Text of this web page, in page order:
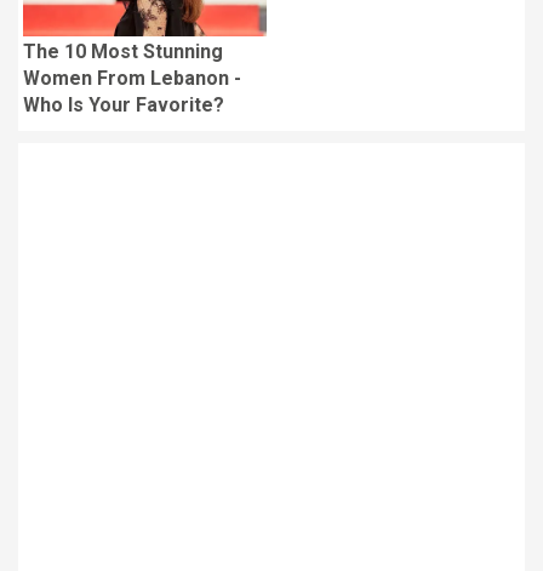
The 10 Most Stunning
Women From Lebanon -
Who Is Your Favorite?